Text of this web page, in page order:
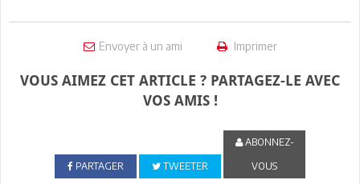
Envoyer à un ami Imprimer
VOUS AIMEZ CET ARTICLE ? PARTAGEZ-LE AVEC
VOS AMIS !
PARTAGER TWEETER
ABONNEZ-
VOUS